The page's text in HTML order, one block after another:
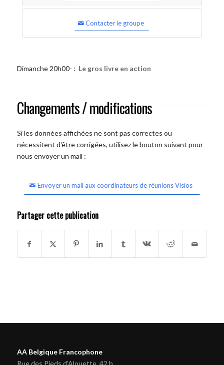
Contacter le groupe
Dimanche 20h00- : Le gros livre en action
Changements / modifications
Si les données affichées ne sont pas correctes ou
nécessitent d'être corrigées, utilisez le bouton suivant pour
nous envoyer un mail :
Envoyer un mail aux coordinateurs de réunions Visios
Partager cette publication
AA Belgique Francophone
Rue des Pieds d'Alouette, 42 b